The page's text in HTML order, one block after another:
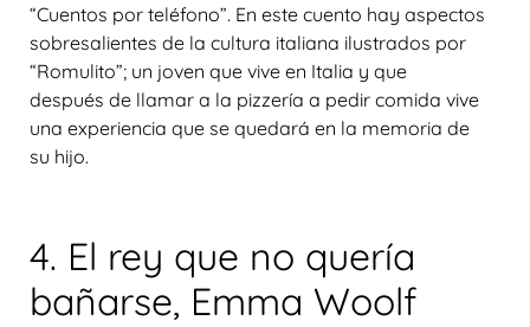
“Cuentos por teléfono”. En este cuento hay aspectos
sobresalientes de la cultura italiana ilustrados por
“Romulito”; un joven que vive en Italia y que
después de llamar a la pizzería a pedir comida vive
una experiencia que se quedará en la memoria de
su hijo.
4. El rey que no quería
bañarse, Emma Woolf